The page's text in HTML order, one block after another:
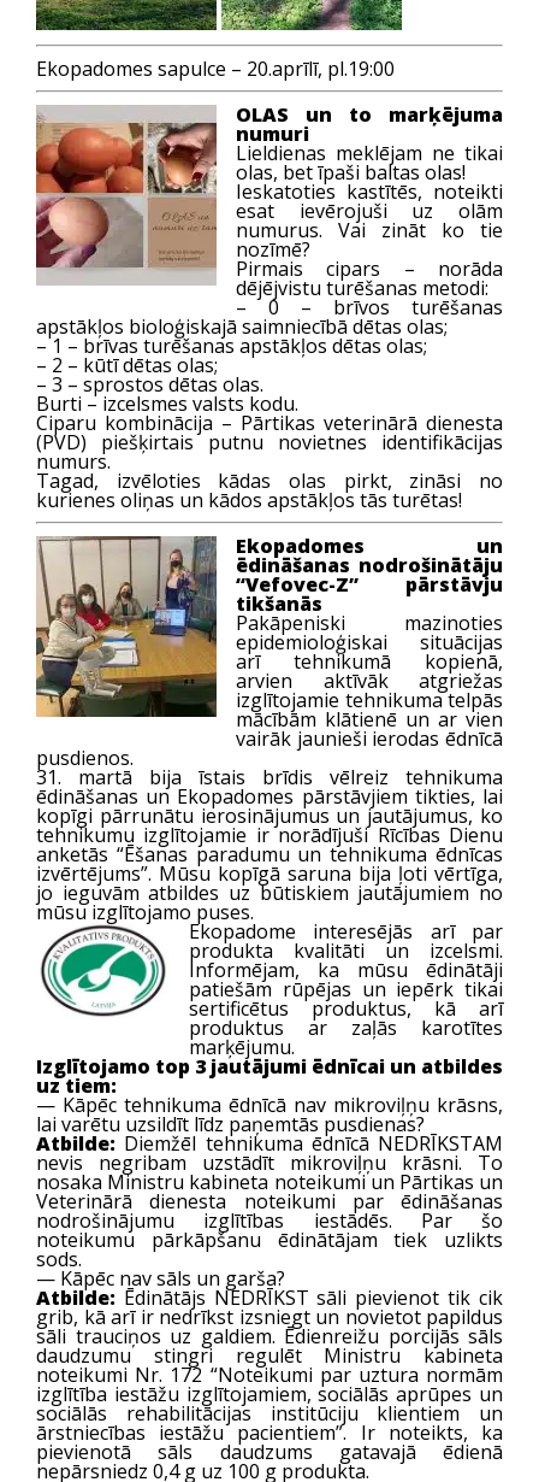
Ekopadomes sapulce – 20.aprīlī, pl.19:00
OLAS un to marķējuma
numuri
Lieldienas meklējam ne tikai
olas, bet īpaši baltas olas!
Ieskatoties kastītēs, noteikti
esat ievērojuši uz olām
numurus. Vai zināt ko tie
nozīmē?
Pirmais cipars – norāda
dējējvistu turēšanas metodi:
– 0 – brīvos turēšanas
apstākļos bioloģiskajā saimniecībā dētas olas;
– 1 – brīvas turēšanas apstākļos dētas olas;
– 2 – kūtī dētas olas;
– 3 – sprostos dētas olas.
Burti – izcelsmes valsts kodu.
Ciparu kombinācija – Pārtikas veterinārā dienesta
(PVD) piešķirtais putnu novietnes identifikācijas
numurs.
Tagad, izvēloties kādas olas pirkt, zināsi no
kurienes oliņas un kādos apstākļos tās turētas!
Ekopadomes un
ēdināšanas nodrošinātāju
“Vefovec-Z” pārstāvju
tikšanās
Pakāpeniski mazinoties
epidemioloģiskai situācijas
arī tehnikumā kopienā,
arvien aktīvāk atgriežas
izglītojamie tehnikuma telpās
mācībām klātienē un ar vien
vairāk jaunieši ierodas ēdnīcā
pusdienos.
31. martā bija īstais brīdis vēlreiz tehnikuma
ēdināšanas un Ekopadomes pārstāvjiem tikties, lai
kopīgi pārrunātu ierosinājumus un jautājumus, ko
tehnikumu izglītojamie ir norādījuši Rīcības Dienu
anketās “Ēšanas paradumu un tehnikuma ēdnīcas
izvērtējums”. Mūsu kopīgā saruna bija ļoti vērtīga,
jo ieguvām atbildes uz būtiskiem jautājumiem no
mūsu izglītojamo puses.
Ekopadome interesējās arī par
produkta kvalitāti un izcelsmi.
Informējam, ka mūsu ēdinātāji
patiešām rūpējas un iepērk tikai
sertificētus produktus, kā arī
produktus ar zaļās karotītes
marķējumu.
Izglītojamo top 3 jautājumi ēdnīcai un atbildes
uz tiem:
— Kāpēc tehnikuma ēdnīcā nav mikroviļņu krāsns,
lai varētu uzsildīt līdz paņemtās pusdienas?
Atbilde: Diemžēl tehnikuma ēdnīcā NEDRĪKSTAM
nevis negribam uzstādīt mikroviļņu krāsni. To
nosaka Ministru kabineta noteikumi un Pārtikas un
Veterinārā dienesta noteikumi par ēdināšanas
nodrošinājumu izglītības iestādēs. Par šo
noteikumu pārkāpšanu ēdinātājam tiek uzlikts
sods.
— Kāpēc nav sāls un garša?
Atbilde: Ēdinātājs NEDRĪKST sāli pievienot tik cik
grib, kā arī ir nedrīkst izsniegt un novietot papildus
sāli trauciņos uz galdiem. Ēdienreižu porcijās sāls
daudzumu stingri regulēt Ministru kabineta
noteikumi Nr. 172 “Noteikumi par uztura normām
izglītība iestāžu izglītojamiem, sociālās aprūpes un
sociālās rehabilitācijas institūciju klientiem un
ārstniecības iestāžu pacientiem”. Ir noteikts, ka
pievienotā sāls daudzums gatavajā ēdienā
nepārsniedz 0,4 g uz 100 g produkta.